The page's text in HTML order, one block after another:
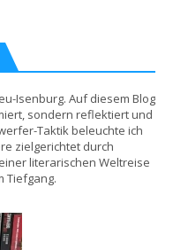
Isenburg. Auf diesem Blog
sondern reflektiert und
Taktik beleuchte ich
zielgerichtet durch
literarischen Weltreise
Tiefgang.